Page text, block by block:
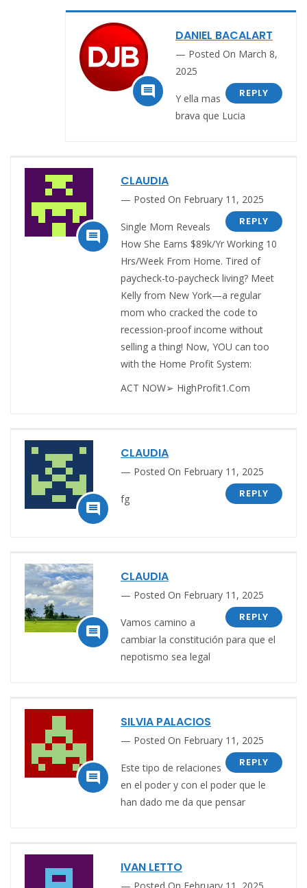

DANIEL BACALART
Posted On March 8,
2025
REPLY
Y ella mas
brava que Lucia

CLAUDIA
Posted On February 11, 2025
REPLY
Single Mom Reveals
How She Earns $89k/Yr Working 10
Hrs/Week From Home. Tired of
paycheck-to-paycheck living? Meet
Kelly from New York—a regular
mom who cracked the code to
recession-proof income without
selling a thing! Now, YOU can too
with the Home Profit System:
ACT NOW➢ H­i­g­h­­P­r­o­f­i­t­1­.­C­o­m

CLAUDIA
Posted On February 11, 2025
REPLY
fg

CLAUDIA
Posted On February 11, 2025
REPLY
Vamos camino a
cambiar la constitución para que el
nepotismo sea legal

SILVIA PALACIOS
Posted On February 11, 2025
REPLY
Este tipo de relaciones
en el poder y con el poder que le
han dado me da que pensar
IVAN LETTO